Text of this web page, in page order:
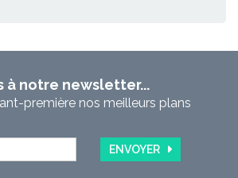
à notre newsletter...
première nos meilleurs plans
ENVOYER